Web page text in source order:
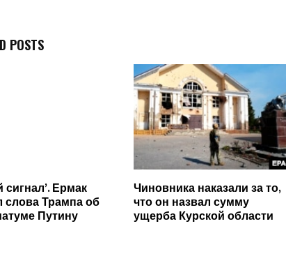
POSTS
сигнал’. Ермак
слова Трампа об
Путину
Чиновника наказали за то,
что он назвал сумму
ущерба Курской области